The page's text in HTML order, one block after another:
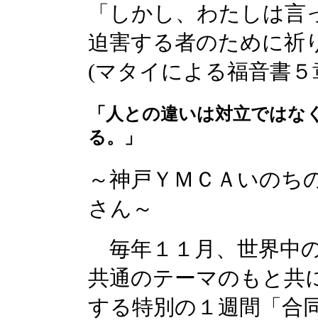
「しかし、わたしは
迫害する者のために祈
(マタイによる福音書５
「人との違いは対立では
る。」
～神戸ＹＭＣＡいのち
さん～
毎年１１月、世界中
共通のテーマのもと共
する特別の１週間「合